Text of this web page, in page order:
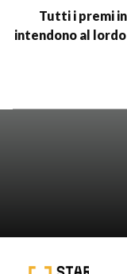
Tutti i premi
intendono al